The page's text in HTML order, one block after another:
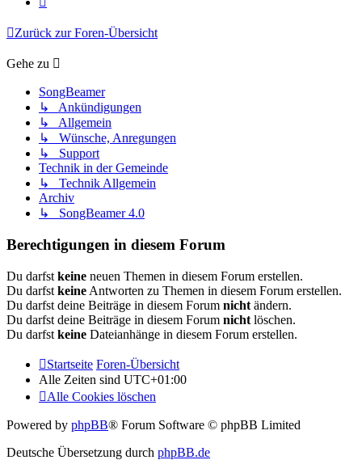
Zurück zur Foren-Übersicht
Gehe zu
SongBeamer
↳ Ankündigungen
↳ Allgemein
↳ Wünsche, Anregungen
↳ Support
Technik in der Gemeinde
↳ Technik Allgemein
Archiv
↳ SongBeamer 4.0
Berechtigungen in diesem Forum
Du darfst keine neuen Themen in diesem Forum erstellen.
Du darfst keine Antworten zu Themen in diesem Forum erstellen.
Du darfst deine Beiträge in diesem Forum nicht ändern.
Du darfst deine Beiträge in diesem Forum nicht löschen.
Du darfst keine Dateianhänge in diesem Forum erstellen.
Startseite Foren-Übersicht
Alle Zeiten sind UTC+01:00
Alle Cookies löschen
Powered by phpBB® Forum Software © phpBB Limited
Deutsche Übersetzung durch phpBB.de